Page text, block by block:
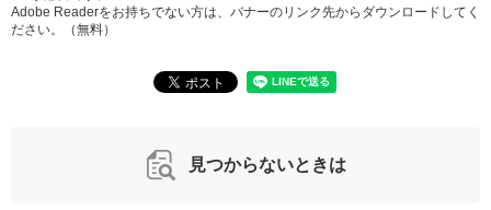
Adobe Readerをお持ちでない方は、バナーのリンク先からダウンロードしてく
ださい。（無料）
見つからないときは